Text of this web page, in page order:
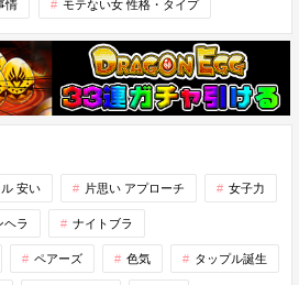
情 モテない女 性格・タイプ
安い 片思い アプローチ 女子力
ヘラ ナイトブラ
ペアーズ 色気 タップル誕生